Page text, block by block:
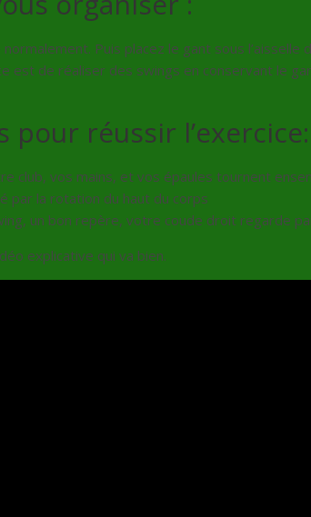
normalement. Puis placez le gant sous
est de réaliser des swings en conservant le
pour réussir l’exercice:
club, vos mains, et vos épaules tournent
par la rotation du haut du corps
un bon repère, votre coude droit regarde
explicative qui va bien.